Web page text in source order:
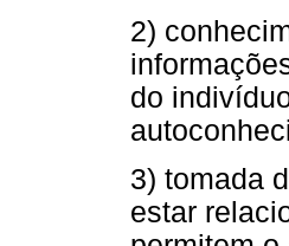
2)
do
3) tomada
estar